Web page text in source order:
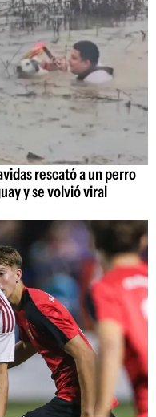
rescató a un perro
y se volvió viral